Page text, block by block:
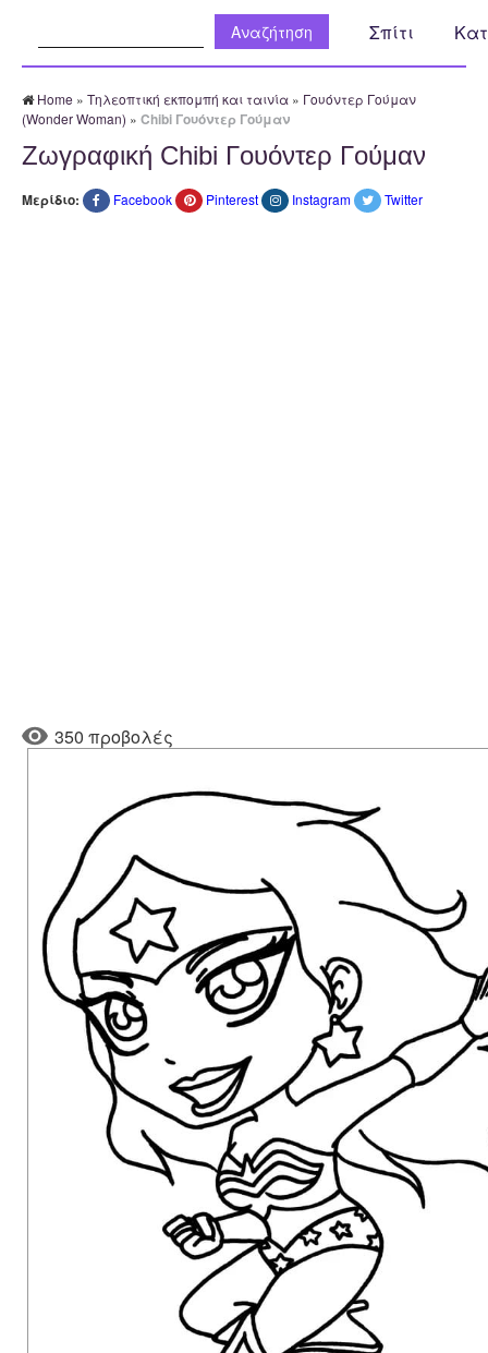
Σπίτι
Home » Τηλεοπτική εκπομπή και ταινία » Γουόντερ Γούμαν
(Wonder Woman) » Chibi Γουόντερ Γούμαν
Ζωγραφική Chibi Γουόντερ Γούμαν
Μερίδιο: Facebook Pinterest Instagram Twitter
350 προβολές